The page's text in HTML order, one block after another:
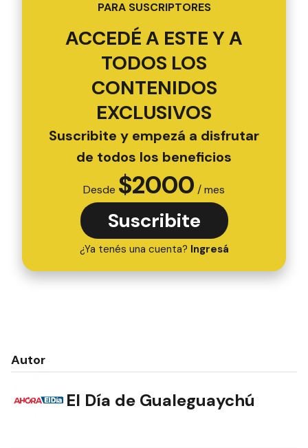
PARA SUSCRIPTORES
ACCEDÉ A ESTE Y A
TODOS LOS
CONTENIDOS
EXCLUSIVOS
Suscribite y empezá a disfrutar
de todos los beneficios
Desde $2000 / mes
Suscribite
¿Ya tenés una cuenta? Ingresá
Autor
El Día de Gualeguaychú